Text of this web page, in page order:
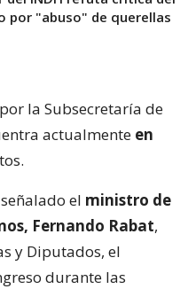
por "abuso" de querellas
la Subsecretaría de
actualmente en
el ministro de
Fernando Rabat,
y Diputados, el
durante las